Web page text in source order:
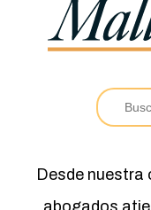
Desde nuestra
abogados